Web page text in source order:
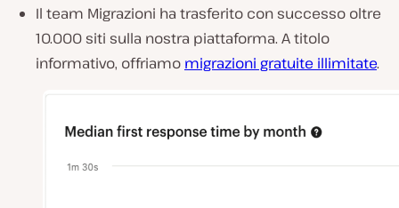
Il team Migrazioni ha trasferito con successo oltre
10.000 siti sulla nostra piattaforma. A titolo
informativo, offriamo migrazioni gratuite illimitate.